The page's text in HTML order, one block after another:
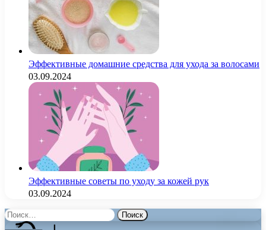
Эффективные домашние средства для ухода за волосами
03.09.2024
Эффективные советы по уходу за кожей рук
03.09.2024
Найти: